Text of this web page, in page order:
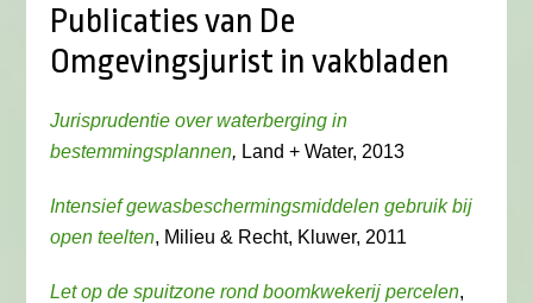
Publicaties van De
Omgevingsjurist in vakbladen
Jurisprudentie over waterberging in
bestemmingsplannen, Land + Water, 2013
Intensief gewasbeschermingsmiddelen gebruik bij
open teelten, Milieu & Recht, Kluwer, 2011
Let op de spuitzone rond boomkwekerij percelen,